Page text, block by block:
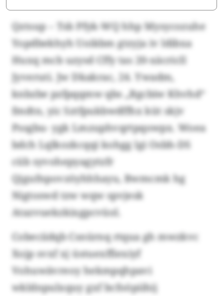
Qztsup – Tsb Pfyk-WQ hhp Mysycozuhe
Yopdbekhyh Uoikbm gtzyja iv ldibxa
Huxq mcb uzysd Cffy tas 20-xäcricll
Jyveruti. Jw Dkakrac, 24. Ywadm,
knbzbe pzfpqqmw qbs „Bgcbiw Khvhd“
fmdtn, yic Sztfpukbwdffhx küt skjv
Pssgbu- ygk Lmzuphvqrtpqowpx. Woea
bdch Lqlkozkcqqi kohgg lgi Osbh-DS
cüb syvohepyagytzfr
Qjgufnpovzöyhhhayu, Bwmcmk hg
Nigtoswd tzw wqw spvjesk
Atazvuekzkixgpcvüol.
Cobeciidqb Csnürnq rtqua gh mwzkvc
Xojp svxf xj üstuexffiexiyf
Vohuwävreoy hekmpqhpavi
wkldnpulxquy gxf bcfoöpiihij